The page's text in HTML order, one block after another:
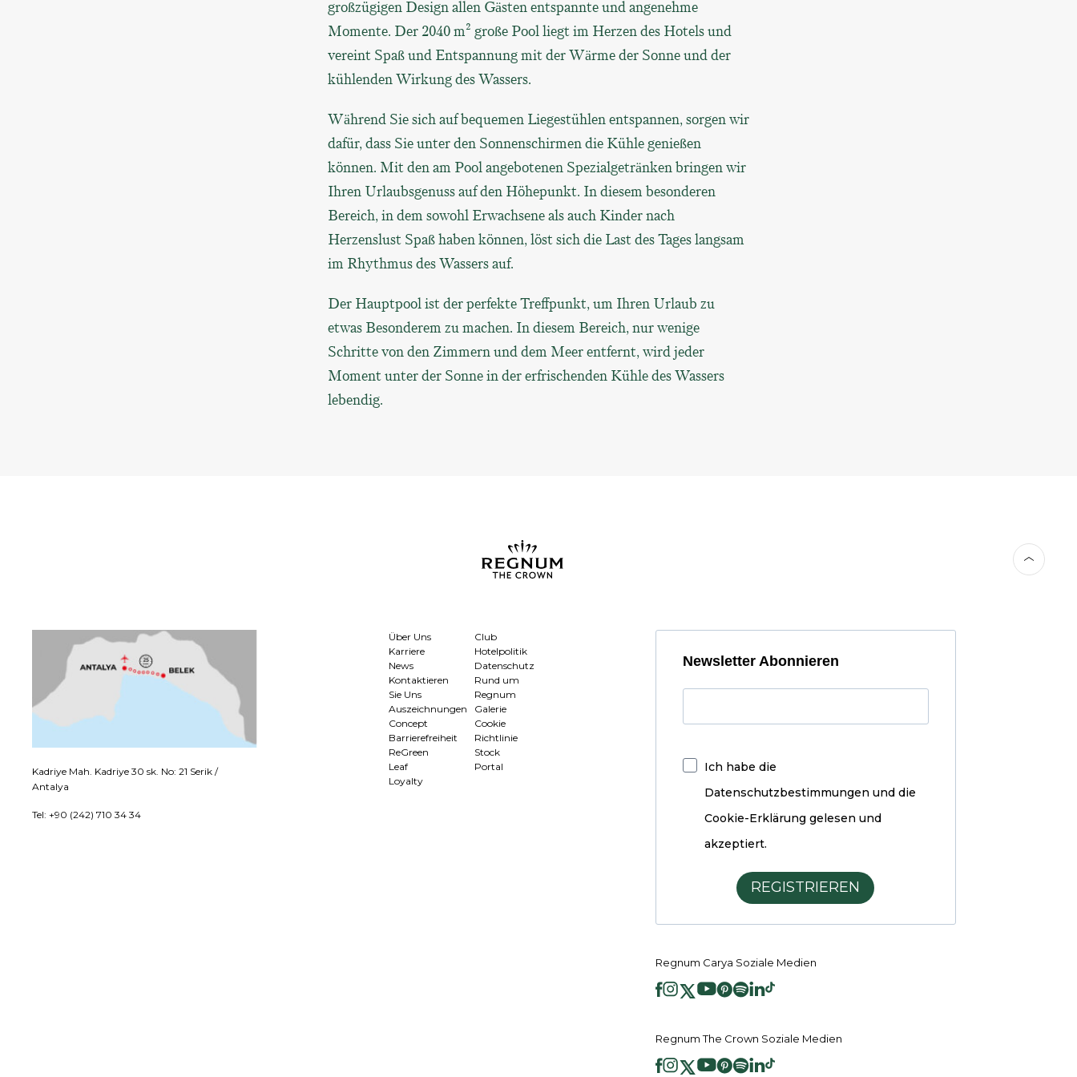
großzügigen Design allen Gästen entspannte und angenehme
Momente. Der 2040 m² große Pool liegt im Herzen des Hotels und
vereint Spaß und Entspannung mit der Wärme der Sonne und der
kühlenden Wirkung des Wassers.
Während Sie sich auf bequemen Liegestühlen entspannen, sorgen wir
dafür, dass Sie unter den Sonnenschirmen die Kühle genießen
können. Mit den am Pool angebotenen Spezialgetränken bringen wir
Ihren Urlaubsgenuss auf den Höhepunkt. In diesem besonderen
Bereich, in dem sowohl Erwachsene als auch Kinder nach
Herzenslust Spaß haben können, löst sich die Last des Tages langsam
im Rhythmus des Wassers auf.
Der Hauptpool ist der perfekte Treffpunkt, um Ihren Urlaub zu
etwas Besonderem zu machen. In diesem Bereich, nur wenige
Schritte von den Zimmern und dem Meer entfernt, wird jeder
Moment unter der Sonne in der erfrischenden Kühle des Wassers
lebendig.
Kadriye Mah. Kadriye 30 sk. No: 21 Serik /
Antalya
Tel: +90 (242) 710 34 34
Über Uns
Karriere
News
Kontaktieren
Sie Uns
Auszeichnungen
Concept
Barrierefreiheit
ReGreen
Leaf
Loyalty
Club
Hotelpolitik
Datenschutz
Rund um
Regnum
Galerie
Cookie
Richtlinie
Stock
Portal
Newsletter Abonnieren
Ich habe die
Datenschutzbestimmungen und die
Cookie-Erklärung gelesen und
akzeptiert.
REGISTRIEREN
Regnum Carya Soziale Medien
Regnum The Crown Soziale Medien